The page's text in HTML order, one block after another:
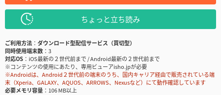
ちょっと立ち読み
ご利用方法
ダウンロード型配信サービス（買切型）
同時使用端末数
3
対応OS
iOS最新の２世代前まで / Android最新の２世代前まで
※コンテンツの使用にあたり、専用ビューアisho.jpが必要
※Androidは、Android２世代前の端末のうち、国内キャリア経由で販売されている端
末（Xperia、GALAXY、AQUOS、ARROWS、Nexusなど）にて動作確認しています
必要メモリ容量
106 MB以上